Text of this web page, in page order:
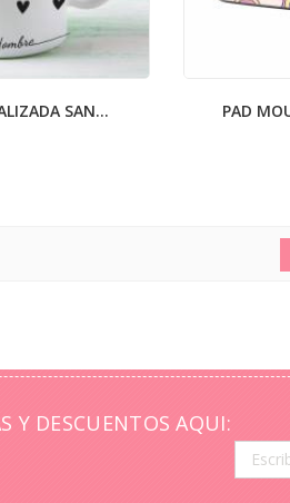
SAN... PAD
Y DESCUENTOS AQUI: